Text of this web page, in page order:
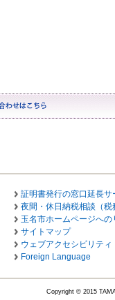
証明書発行の窓口延長サ
夜間・休日納税相談（税
玉名市ホームページへの
サイトマップ
ウェブアクセシビリティ
Foreign Language
Copyright © 2015